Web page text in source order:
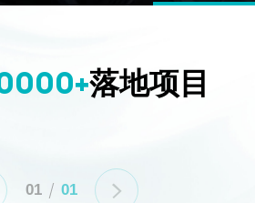
落地项目
01 01 